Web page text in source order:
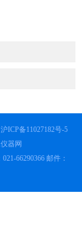
ICP备11027182号-5
器网
66290366 邮件：